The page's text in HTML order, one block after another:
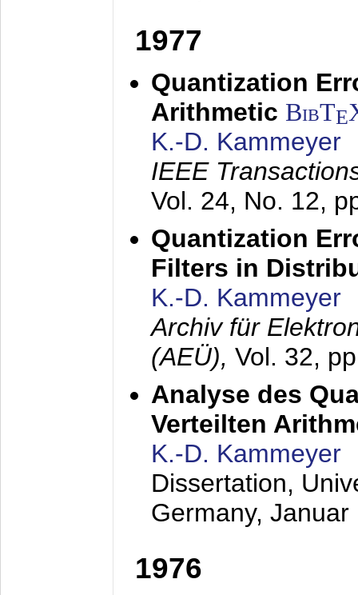
1977
Quantization
Arithmetic BibTE
K.-D. Kammeyer
IEEE
Vol. 24, No. 12,
Quantization
Filters in
K.-D. Kammeyer
Archiv für
(AEÜ), Vol. 32,
Analyse des
Verteilten
K.-D. Kammeyer
Dissertation,
Germany, Januar
1976